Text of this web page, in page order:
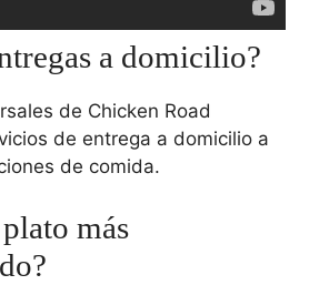
a domicilio?
de Chicken Road
de entrega a domicilio a
de comida.
más